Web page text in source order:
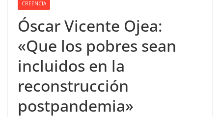
CREENCIA
Óscar Vicente Ojea:
«Que los pobres sean
incluidos en la
reconstrucción
postpandemia»